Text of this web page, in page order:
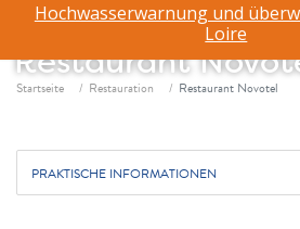
Hochwasserwarnung und
Loire
Restaurant
Fil d'ariane
Startseite Restauration Restaurant Novotel
PRAKTISCHE INFORMATIONEN